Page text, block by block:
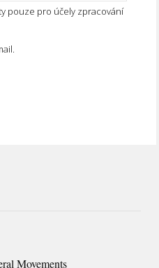
pouze pro účely zpracování
Movements